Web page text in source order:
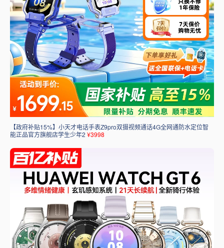
【政府补贴15%】小天才电话手表Z9pro双摄视频通话4G全网通防水定位智
能正品官方旗舰店学生少年2 ¥3998